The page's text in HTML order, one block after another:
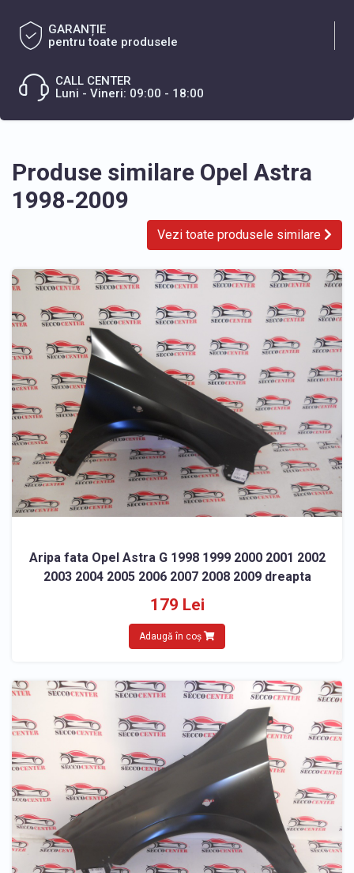
GARANȚIE
pentru toate produsele
CALL CENTER
Luni - Vineri: 09:00 - 18:00
Produse similare Opel Astra
1998-2009
Vezi toate produsele similare
Aripa fata Opel Astra G 1998 1999 2000 2001 2002
2003 2004 2005 2006 2007 2008 2009 dreapta
179 Lei
Adaugă în coș